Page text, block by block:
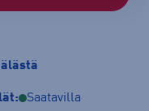
Saatavilla